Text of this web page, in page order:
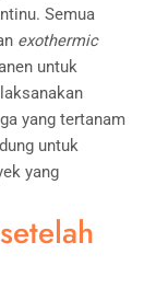
Semua
exothermic
untuk
yang tertanam
untuk
yang